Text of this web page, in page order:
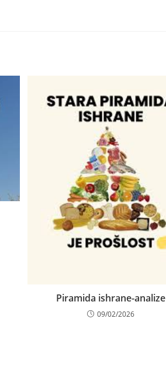
Piramida ishrane-analize
09/02/2026